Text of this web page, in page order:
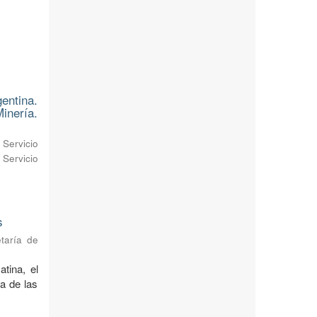
de
el
de las